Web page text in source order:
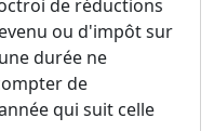
de réductions
ou d'impôt sur
durée ne
de
qui suit celle